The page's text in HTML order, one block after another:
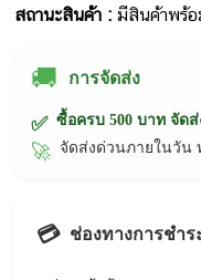
สถานะสินค้า :มีสินค้าพร้อ
🚚 การจัดส่ง
✅ ซื้อครบ 500 บาท จัด
🚀 จัดส่งด่วนภายในวั
💳 ช่องทางการชำร